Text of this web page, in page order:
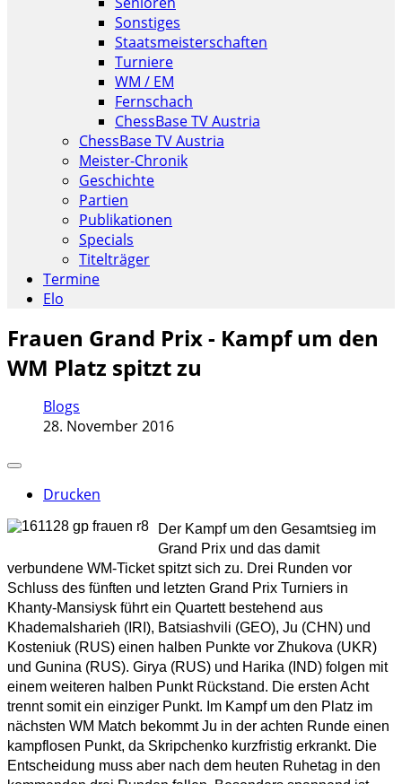
Sonstiges
Staatsmeisterschaften
Turniere
WM / EM
Fernschach
ChessBase TV Austria
ChessBase TV Austria
Meister-Chronik
Geschichte
Partien
Publikationen
Specials
Titelträger
Termine
Elo
Frauen Grand Prix - Kampf um den
WM Platz spitzt zu
Blogs
28. November 2016
Drucken
Der Kampf um den Gesamtsieg im
Grand Prix und das damit
verbundene WM-Ticket spitzt sich zu. Drei Runden vor
Schluss des fünften und letzten Grand Prix Turniers in
Khanty-Mansiysk führt ein Quartett bestehend aus
Khademalsharieh (IRI), Batsiashvili (GEO), Ju (CHN) und
Kosteniuk (RUS) einen halben Punkte vor Zhukova (UKR)
und Gunina (RUS). Girya (RUS) und Harika (IND) folgen mit
einem weiteren halben Punkt Rückstand. Die ersten Acht
trennt somit ein einziger Punkt. Im Kampf um den Platz im
nächsten WM Match bekommt Ju in der achten Runde einen
kampflosen Punkt, da Skripchenko kurzfristig erkrankt. Die
Entscheidung muss aber nach dem heuten Ruhetag in den